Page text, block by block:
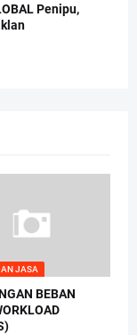
Penipu,
JASA
BEBAN